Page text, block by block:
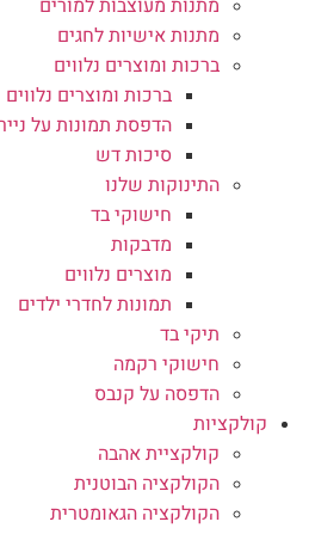
מתנות אישיות לחגים
ברכות ומוצרים נלווים
ברכות ומוצרים נלווים
הדפסת תמונות על נייר
סיכות דש
התינוקות שלנו
חישוקי בד
מדבקות
מוצרים נלווים
תמונות לחדרי ילדים
תיקי בד
חישוקי רקמה
הדפסה על קנבס
קולקציות
קולקציית אהבה
הקולקציה הבוטנית
הקולקציה הגאומטרית